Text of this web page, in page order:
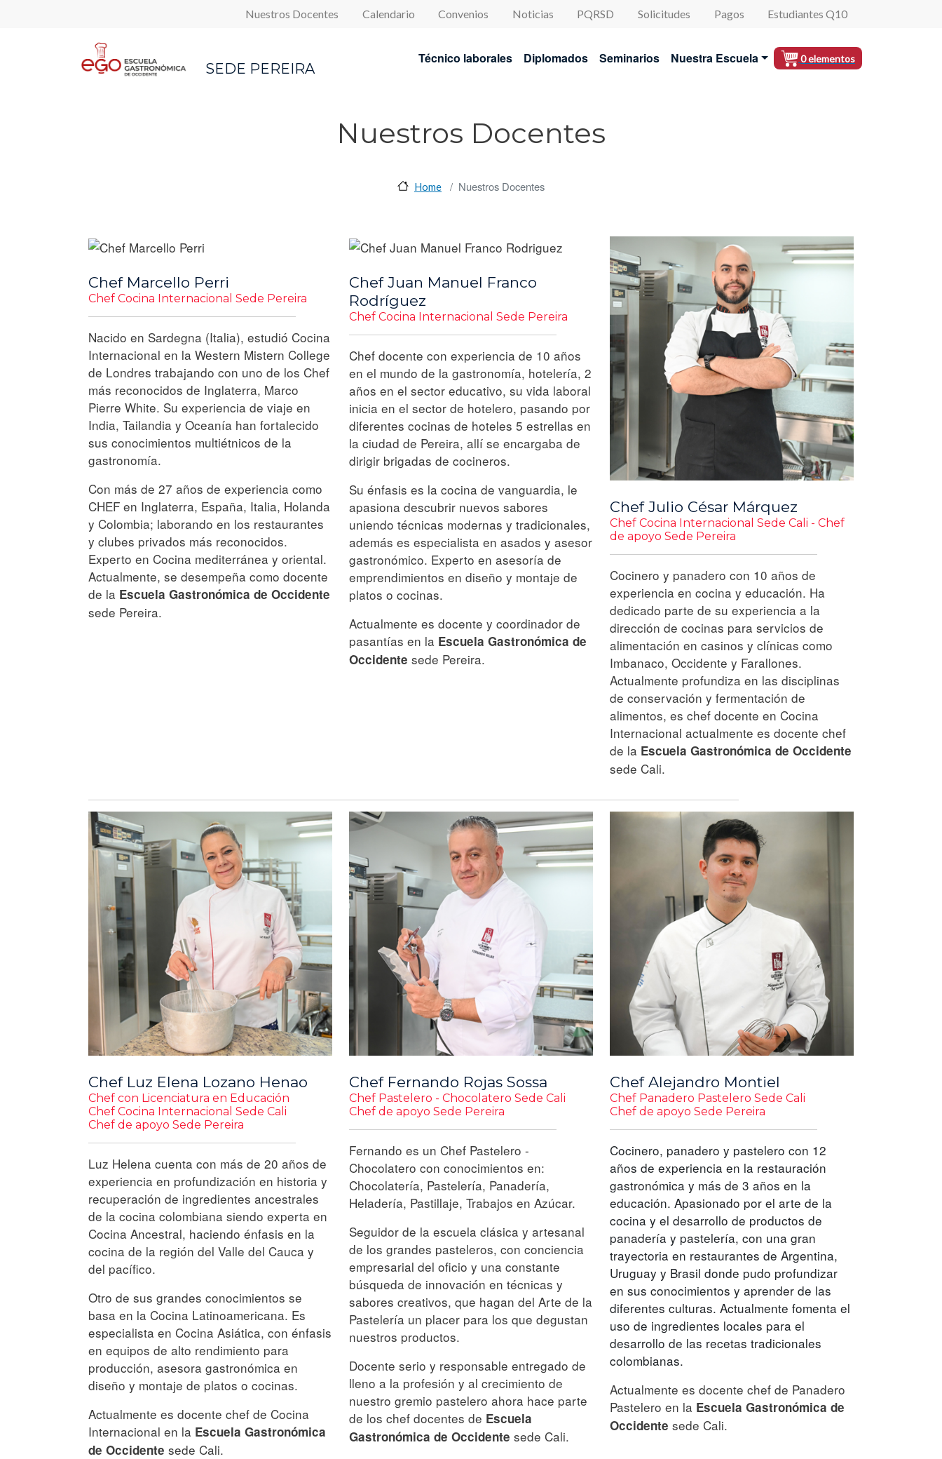
Top Menu
Nuestros Docentes Calendario Convenios Noticias PQRSD Solicitudes Pagos Estudiantes Q10
SEDE PEREIRA Navegación principal
Técnico laborales Diplomados Seminarios Nuestra Escuela 0 elementos
Nuestros Docentes
Home Nuestros Docentes
Chef Marcello Perri
Chef Cocina Internacional Sede Pereira
Nacido en Sardegna (Italia), estudió Cocina
Internacional en la Western Mistern College
de Londres trabajando con uno de los Chef
más reconocidos de Inglaterra, Marco
Pierre White. Su experiencia de viaje en
India, Tailandia y Oceanía han fortalecido
sus conocimientos multiétnicos de la
gastronomía.
Con más de 27 años de experiencia como
CHEF en Inglaterra, España, Italia, Holanda
y Colombia; laborando en los restaurantes
y clubes privados más reconocidos.
Experto en Cocina mediterránea y oriental.
Actualmente, se desempeña como docente
de la Escuela Gastronómica de Occidente
sede Pereira.
Chef Juan Manuel Franco
Rodríguez
Chef Cocina Internacional Sede Pereira
Chef docente con experiencia de 10 años
en el mundo de la gastronomía, hotelería, 2
años en el sector educativo, su vida laboral
inicia en el sector de hotelero, pasando por
diferentes cocinas de hoteles 5 estrellas en
la ciudad de Pereira, allí se encargaba de
dirigir brigadas de cocineros.
Su énfasis es la cocina de vanguardia, le
apasiona descubrir nuevos sabores
uniendo técnicas modernas y tradicionales,
además es especialista en asados y asesor
gastronómico. Experto en asesoría de
emprendimientos en diseño y montaje de
platos o cocinas.
Actualmente es docente y coordinador de
pasantías en la Escuela Gastronómica de
Occidente sede Pereira.
Chef Julio César Márquez
Chef Cocina Internacional Sede Cali - Chef
de apoyo Sede Pereira
Cocinero y panadero con 10 años de
experiencia en cocina y educación. Ha
dedicado parte de su experiencia a la
dirección de cocinas para servicios de
alimentación en casinos y clínicas como
Imbanaco, Occidente y Farallones.
Actualmente profundiza en las disciplinas
de conservación y fermentación de
alimentos, es chef docente en Cocina
Internacional actualmente es docente chef
de la Escuela Gastronómica de Occidente
sede Cali.
Chef Luz Elena Lozano Henao
Chef con Licenciatura en Educación
Chef Cocina Internacional Sede Cali
Chef de apoyo Sede Pereira
Luz Helena cuenta con más de 20 años de
experiencia en profundización en historia y
recuperación de ingredientes ancestrales
de la cocina colombiana siendo experta en
Cocina Ancestral, haciendo énfasis en la
cocina de la región del Valle del Cauca y
del pacífico.
Otro de sus grandes conocimientos se
basa en la Cocina Latinoamericana. Es
especialista en Cocina Asiática, con énfasis
en equipos de alto rendimiento para
producción, asesora gastronómica en
diseño y montaje de platos o cocinas.
Actualmente es docente chef de Cocina
Internacional en la Escuela Gastronómica
de Occidente sede Cali.
Chef Fernando Rojas Sossa
Chef Pastelero - Chocolatero Sede Cali
Chef de apoyo Sede Pereira
Fernando es un Chef Pastelero -
Chocolatero con conocimientos en:
Chocolatería, Pastelería, Panadería,
Heladería, Pastillaje, Trabajos en Azúcar.
Seguidor de la escuela clásica y artesanal
de los grandes pasteleros, con conciencia
empresarial del oficio y una constante
búsqueda de innovación en técnicas y
sabores creativos, que hagan del Arte de la
Pastelería un placer para los que degustan
nuestros productos.
Docente serio y responsable entregado de
lleno a la profesión y al crecimiento de
nuestro gremio pastelero ahora hace parte
de los chef docentes de Escuela
Gastronómica de Occidente sede Cali.
Chef Alejandro Montiel
Chef Panadero Pastelero Sede Cali
Chef de apoyo Sede Pereira
Cocinero, panadero y pastelero con 12
años de experiencia en la restauración
gastronómica y más de 3 años en la
educación. Apasionado por el arte de la
cocina y el desarrollo de productos de
panadería y pastelería, con una gran
trayectoria en restaurantes de Argentina,
Uruguay y Brasil donde pudo profundizar
en sus conocimientos y aprender de las
diferentes culturas. Actualmente fomenta el
uso de ingredientes locales para el
desarrollo de las recetas tradicionales
colombianas.
Actualmente es docente chef de Panadero
Pastelero en la Escuela Gastronómica de
Occidente sede Cali.